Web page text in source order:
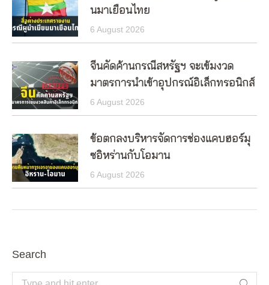
นมาเยือนไทย
6 August 2026
จีนคัดค้านกรณีสหรัฐฯ จะเข้มงวด
มาตรการนำเข้าอุปกรณ์อิเล็กทรอนิกส์
6 August 2026
ข้อตกลงบริหารจัดการช่องแคบฮอร์มุ
ซอิหร่านกับโอมาน
6 August 2026
Search
Search: